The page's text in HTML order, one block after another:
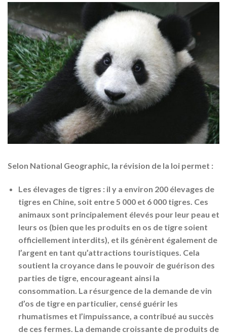
Selon National Geographic, la révision de la loi permet :
Les élevages de tigres : il y a environ 200 élevages de
tigres en Chine, soit entre 5 000 et 6 000 tigres. Ces
animaux sont principalement élevés pour leur peau et
leurs os (bien que les produits en os de tigre soient
officiellement interdits), et ils génèrent également de
l’argent en tant qu’attractions touristiques. Cela
soutient la croyance dans le pouvoir de guérison des
parties de tigre, encourageant ainsi la
consommation. La résurgence de la demande de vin
d’os de tigre en particulier, censé guérir les
rhumatismes et l’impuissance, a contribué au succès
de ces fermes. La demande croissante de produits de